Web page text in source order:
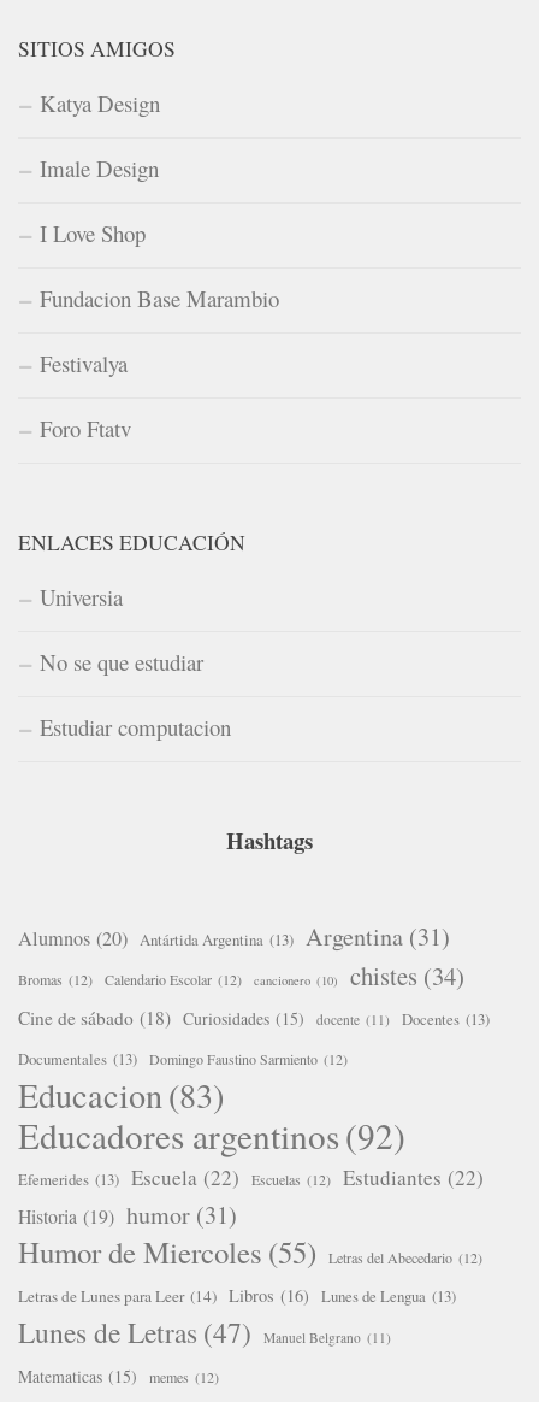
SITIOS AMIGOS
Katya Design
Imale Design
I Love Shop
Fundacion Base Marambio
Festivalya
Foro Ftatv
ENLACES EDUCACIÓN
Universia
No se que estudiar
Estudiar computacion
Hashtags
Alumnos (20) Antártida Argentina (13) Argentina (31)
Bromas (12) Calendario Escolar (12) cancionero (10) chistes (34)
Cine de sábado (18) Curiosidades (15) docente (11) Docentes (13)
Documentales (13) Domingo Faustino Sarmiento (12)
Educacion(83)
Educadores argentinos(92)
Efemerides (13) Escuela (22) Escuelas (12) Estudiantes (22)
Historia (19) humor (31)
Humor de Miercoles (55) Letras del Abecedario (12)
Letras de Lunes para Leer (14) Libros (16) Lunes de Lengua (13)
Lunes de Letras (47) Manuel Belgrano (11)
Matematicas (15) memes (12)